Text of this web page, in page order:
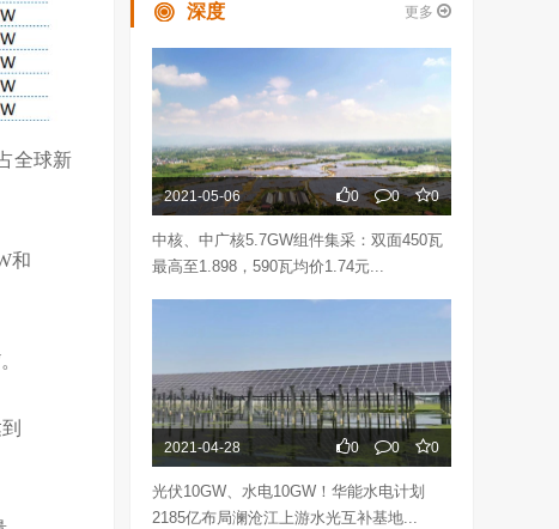
全球新
和
深度 更多
2021-05-06 0 0 0
中核、中广核5.7GW组件集采：双面450瓦
最高至1.898，590瓦均价1.74元...
2021-04-28 0 0 0
光伏10GW、水电10GW！华能水电计划
2185亿布局澜沧江上游水光互补基地...